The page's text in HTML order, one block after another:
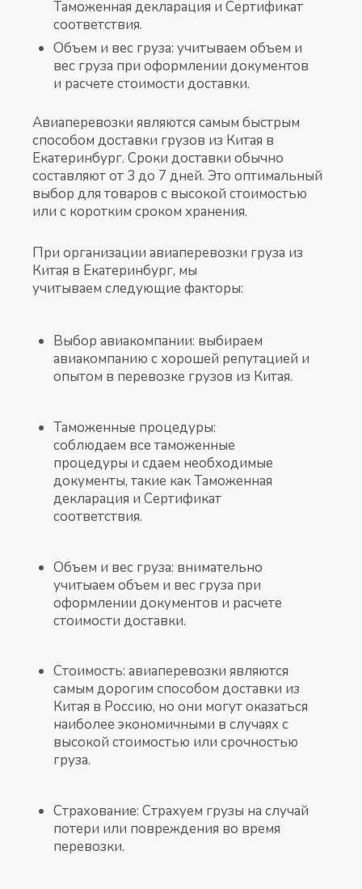
Таможенная декларация и Сертификат
соответствия.
Объем и вес груза: учитываем объем и
вес груза при оформлении документов
и расчете стоимости доставки.
Авиаперевозки являются самым быстрым
способом доставки грузов из Китая в
Екатеринбург. Сроки доставки обычно
составляют от 3 до 7 дней. Это оптимальный
выбор для товаров с высокой стоимостью
или с коротким сроком хранения.
При организации авиаперевозки груза из
Китая в Екатеринбург, мы
учитываем следующие факторы:
Выбор авиакомпании: выбираем
авиакомпанию с хорошей репутацией и
опытом в перевозке грузов из Китая.
Таможенные процедуры:
соблюдаем все таможенные
процедуры и сдаем необходимые
документы, такие как Таможенная
декларация и Сертификат
соответствия.
Объем и вес груза: внимательно
учитыаем объем и вес груза при
оформлении документов и расчете
стоимости доставки.
Стоимость: авиаперевозки являются
самым дорогим способом доставки из
Китая в Россию, но они могут оказаться
наиболее экономичными в случаях с
высокой стоимостью или срочностью
груза.
Страхование: Страхуем грузы на случай
потери или повреждения во время
перевозки.